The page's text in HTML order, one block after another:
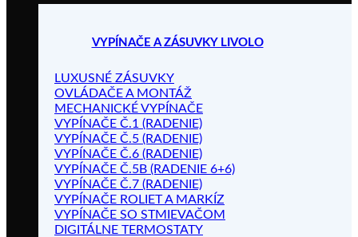
VYPÍNAČE A ZÁSUVKY LIVOLO
LUXUSNÉ ZÁSUVKY
OVLÁDAČE A MONTÁŽ
MECHANICKÉ VYPÍNAČE
VYPÍNAČE Č.1 (RADENIE)
VYPÍNAČE Č.5 (RADENIE)
VYPÍNAČE Č.6 (RADENIE)
VYPÍNAČE Č.5B (RADENIE 6+6)
VYPÍNAČE Č.7 (RADENIE)
VYPÍNAČE ROLIET A MARKÍZ
VYPÍNAČE SO STMIEVAČOM
DIGITÁLNE TERMOSTATY